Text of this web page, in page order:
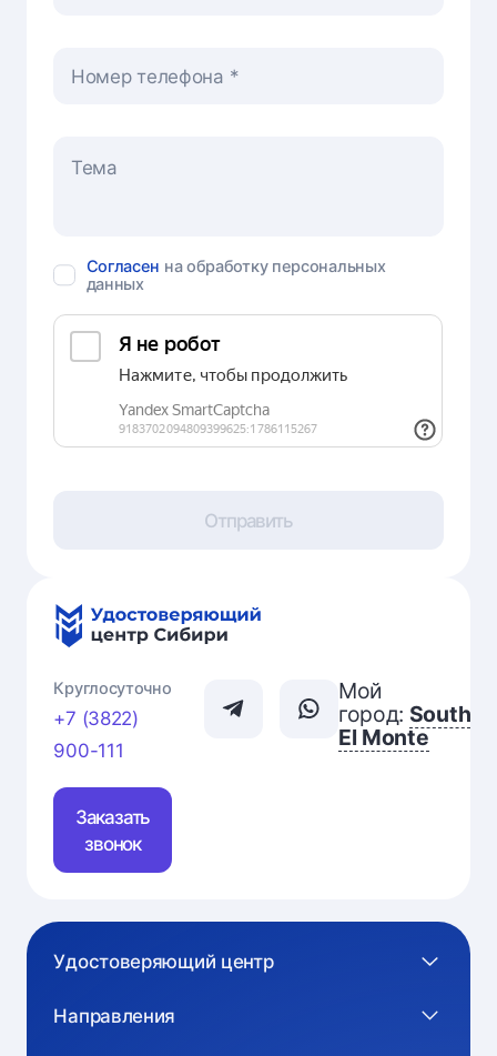
Номер телефона
Согласен на обработку персональных
данных
Отправить
Круглосуточно
+7 (3822)
900-111
Заказать
звонок
Мой
город: South
El Monte
Удостоверяющий центр
Направления